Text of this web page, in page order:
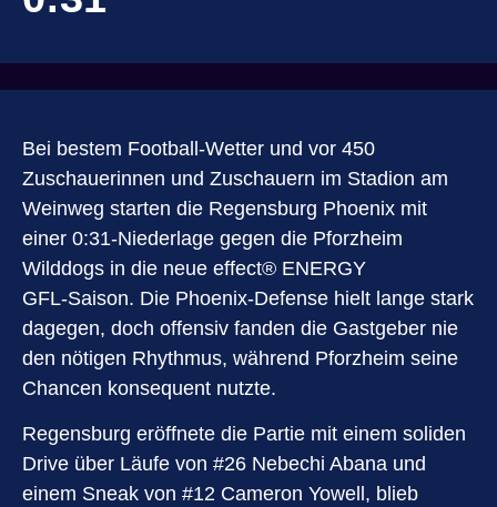
Bei bestem Football‑Wetter und vor 450
Zuschauerinnen und Zuschauern im Stadion am
Weinweg starten die Regensburg Phoenix mit
einer 0:31‑Niederlage gegen die Pforzheim
Wilddogs in die neue effect® ENERGY
GFL‑Saison. Die Phoenix‑Defense hielt lange stark
dagegen, doch offensiv fanden die Gastgeber nie
den nötigen Rhythmus, während Pforzheim seine
Chancen konsequent nutzte.
Regensburg eröffnete die Partie mit einem soliden
Drive über Läufe von #26 Nebechi Abana und
einem Sneak von #12 Cameron Yowell, blieb